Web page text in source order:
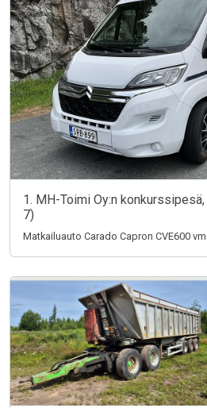
1. MH-Toimi Oy:n
7)
Matkailuauto Carado Capron CVE600